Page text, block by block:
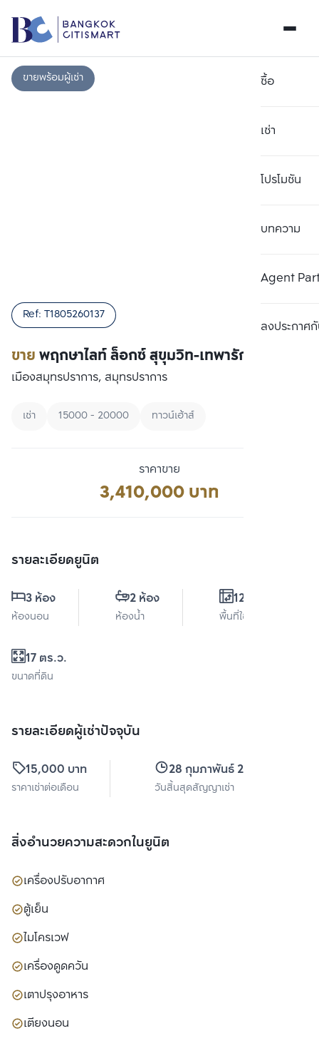
ซื้อ
เช่า
โปรโมชัน
บทความ
Agent
ลงประกาศกั
ขายพร้อมผู้เช่า
ขายพฤกษาไลท์ ล็อกซ์ สุขุมวิท-เทพารักษ์
Ref: T1805260137
เมืองสมุทรปราการ, สมุทรปราการ
เช่า 15000 - 20000 ทาวน์เฮ้าส์
ราคาขาย
3,410,000 บาท
รายละเอียดยูนิต
3 ห้อง
ห้องนอน
2 ห้อง
ห้องน้ำ
120 ตร.ม.
พื้นที่ใช้สอย
17 ตร.ว.
ขนาดที่ดิน
รายละเอียดผู้เช่าปัจจุบัน
15,000 บาท
ราคาเช่าต่อเดือน
28 กุมภาพันธ์ 2570
วันสิ้นสุดสัญญาเช่า
สิ่งอำนวยความสะดวกในยูนิต
เครื่องปรับอากาศ
ตู้เย็น
ไมโครเวฟ
เครื่องดูดควัน
เตาปรุงอาหาร
เตียงนอน
เปรียบเทียบ